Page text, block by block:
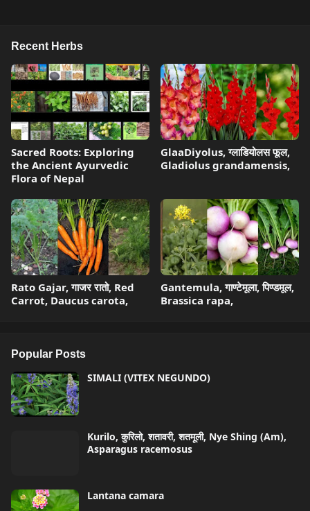
Recent Herbs
Sacred Roots: Exploring
the Ancient Ayurvedic
Flora of Nepal
GlaaDiyolus, ग्लाडियोलस फूल,
Gladiolus grandamensis,
Rato Gajar, गाजर रातो, Red
Carrot, Daucus carota,
Gantemula, गाण्टेमूला, पिण्डमूल,
Brassica rapa,
Popular Posts
SIMALI (VITEX NEGUNDO)
Kurilo, कुरिलो, शतावरी, शतमूली, Nye Shing (Am),
Asparagus racemosus
Lantana camara